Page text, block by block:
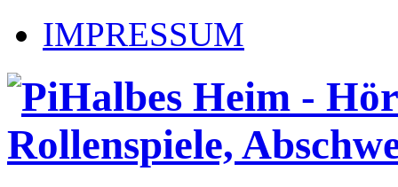
IMPRESSUM